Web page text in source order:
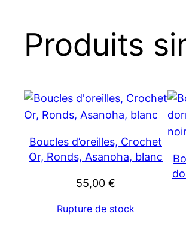
Produits
Boucles d’oreilles, Crochet
Or, Ronds, Asanoha, blanc
55,00 €
Rupture de stock